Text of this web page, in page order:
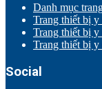
Danh mục
Trang thiết bị y
Trang thiết bị
Trang thiết bị
Social